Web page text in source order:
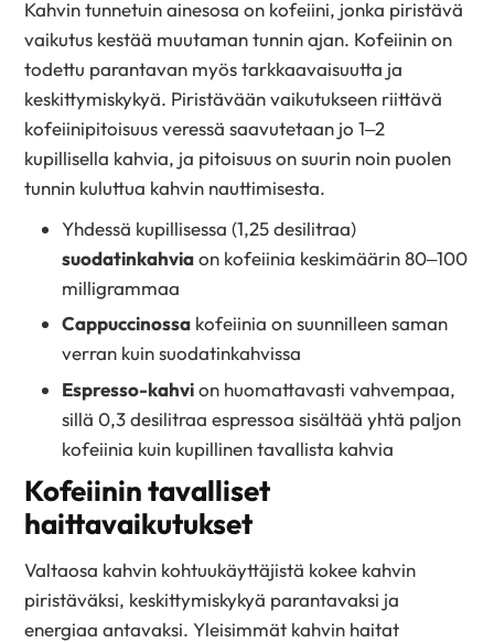
Kahvin tunnetuin ainesosa on kofeiini, jonka piristävä
vaikutus kestää muutaman tunnin ajan. Kofeiinin on
todettu parantavan myös tarkkaavaisuutta ja
keskittymiskykyä. Piristävään vaikutukseen riittävä
kofeiinipitoisuus veressä saavutetaan jo 1–2
kupillisella kahvia, ja pitoisuus on suurin noin puolen
tunnin kuluttua kahvin nauttimisesta.
Yhdessä kupillisessa (1,25 desilitraa)
suodatinkahviaon kofeiinia keskimäärin 80–100
milligrammaa
Cappuccinossa kofeiinia on suunnilleen saman
verran kuin suodatinkahvissa
Espresso-kahvion huomattavasti vahvempaa,
sillä 0,3 desilitraa espressoa sisältää yhtä paljon
kofeiinia kuin kupillinen tavallista kahvia
Kofeiinin tavalliset
haittavaikutukset
Valtaosa kahvin kohtuukäyttäjistä kokee kahvin
piristäväksi, keskittymiskykyä parantavaksi ja
energiaa antavaksi. Yleisimmät kahvin haitat